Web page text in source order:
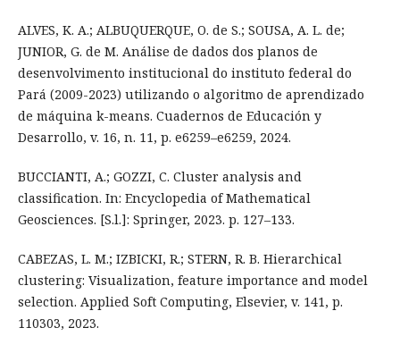
ALVES, K. A.; ALBUQUERQUE, O. de S.; SOUSA, A. L. de;
JUNIOR, G. de M. Análise de dados dos planos de
desenvolvimento institucional do instituto federal do
Pará (2009-2023) utilizando o algoritmo de aprendizado
de máquina k-means. Cuadernos de Educación y
Desarrollo, v. 16, n. 11, p. e6259–e6259, 2024.
BUCCIANTI, A.; GOZZI, C. Cluster analysis and
classification. In: Encyclopedia of Mathematical
Geosciences. [S.l.]: Springer, 2023. p. 127–133.
CABEZAS, L. M.; IZBICKI, R.; STERN, R. B. Hierarchical
clustering: Visualization, feature importance and model
selection. Applied Soft Computing, Elsevier, v. 141, p.
110303, 2023.